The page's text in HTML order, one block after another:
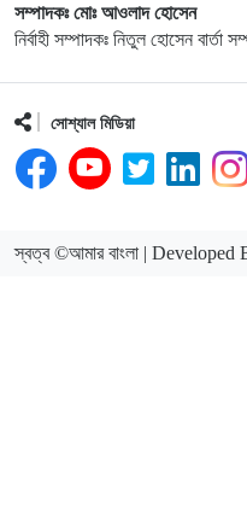
সম্পাদকঃ মোঃ আওলাদ হোসেন
নির্বাহী সম্পাদকঃ নিতুল হোসেন
সোশ্যাল মিডিয়া
স্বত্ব ©আমার বাংলা | Developed